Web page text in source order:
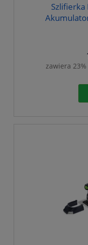
Szlifierka
zawiera